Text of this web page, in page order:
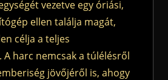
vezetve egy óriási,
ellen találja magát,
célja a teljes
A harc nemcsak a túlélésről
jövőjéről is, ahogy